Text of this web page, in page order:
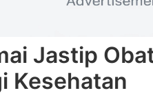
Jastip
Kesehatan